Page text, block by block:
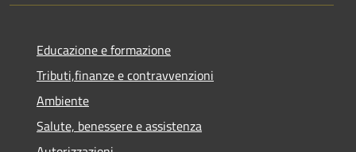
Educazione e formazione
Tributi,finanze e contravvenzioni
Ambiente
Salute, benessere e assistenza